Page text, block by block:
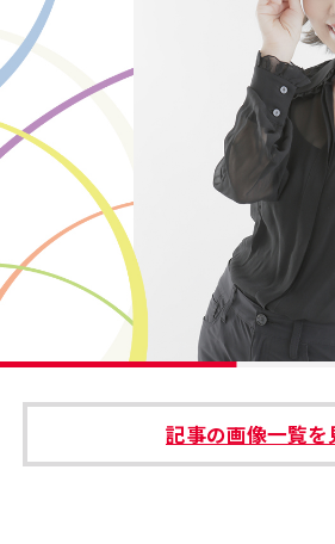
#エンタメ業界のちょっと
#サステナブルな取り組み
#リクルート
運営会社 プライバシ
本サイトご利用にあたって
記事の画像一覧を